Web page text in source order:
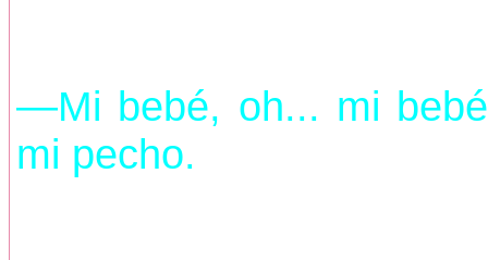
—Mi bebé, oh... mi
mi pecho.